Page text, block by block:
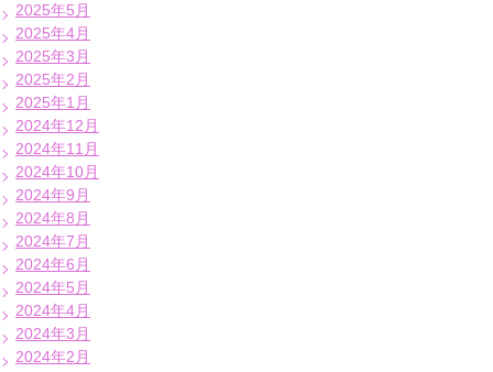
2025年5月
2025年4月
2025年3月
2025年2月
2025年1月
2024年12月
2024年11月
2024年10月
2024年9月
2024年8月
2024年7月
2024年6月
2024年5月
2024年4月
2024年3月
2024年2月